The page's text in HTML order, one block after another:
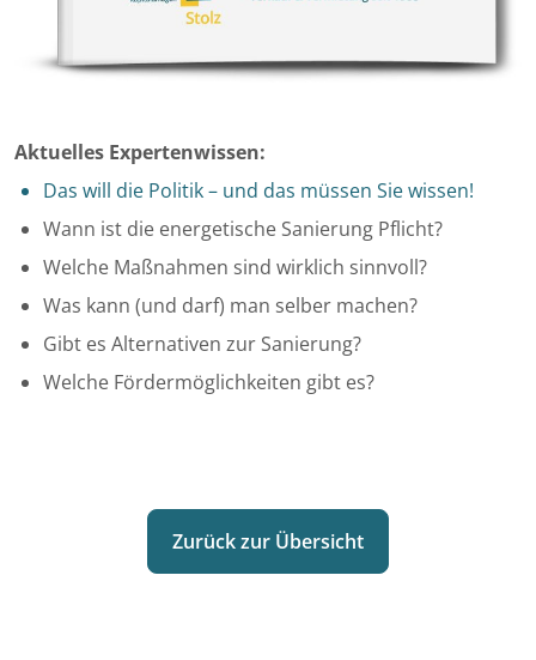
Aktuelles Expertenwissen:
Das will die Politik – und das müssen Sie wissen!
Wann ist die energetische Sanierung Pflicht?
Welche Maßnahmen sind wirklich sinnvoll?
Was kann (und darf) man selber machen?
Gibt es Alternativen zur Sanierung?
Welche Fördermöglichkeiten gibt es?
Zurück zur Übersicht